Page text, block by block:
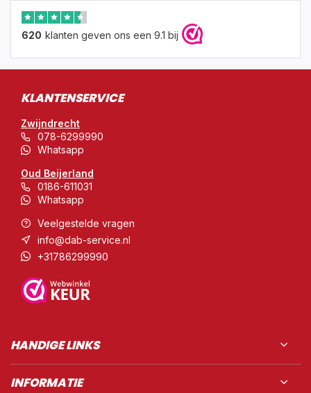
620 klanten geven ons een 9.1 bij
KLANTENSERVICE
Zwijndrecht
078-6299990
Whatsapp
Oud Beijerland
0186-611031
Whatsapp
Veelgestelde vragen
info@dab-service.nl
+31786299990
HANDIGE LINKS
INFORMATIE